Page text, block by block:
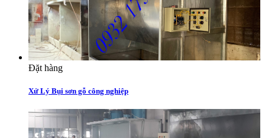
Đặt hàng
Xử Lý Bụi sơn gỗ công nghiệp